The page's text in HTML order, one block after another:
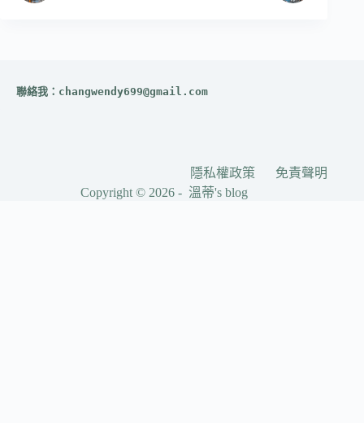
聯絡我： changwendy699@gmail.com
隱私權政策
免責聲明
Copyright © 2026 - 溫蒂's blog